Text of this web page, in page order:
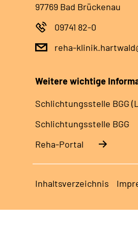
97769 Bad Brückenau
09741 82-0
reha-
Weitere wichtige
Schlich­tungs­stel­le BGG
Schlich­tungs­stel­le BGG
Reha-Portal
Inhaltsverzeichnis